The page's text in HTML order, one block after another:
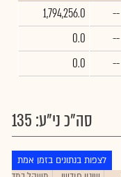
--
1,794,256.0
--
0.0
--
0.0
סה"כ ני"ע: 135
לצפות בנתונים בזמן אמת